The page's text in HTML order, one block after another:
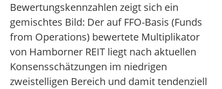
Bewertungskennzahlen zeigt sich ein
gemischtes Bild: Der auf FFO-Basis (Funds
from Operations) bewertete Multiplikator
von Hamborner REIT liegt nach aktuellen
Konsensschätzungen im niedrigen
zweistelligen Bereich und damit tendenziell